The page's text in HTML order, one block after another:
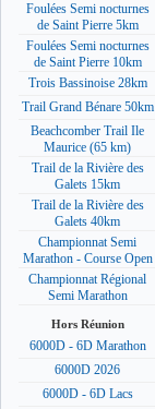
Foulées Semi nocturnes
de Saint Pierre 5km
Foulées Semi nocturnes
de Saint Pierre 10km
Trois Bassinoise 28km
Trail Grand Bénare 50km
Beachcomber Trail Ile
Maurice (65 km)
Trail de la Rivière des
Galets 15km
Trail de la Rivière des
Galets 40km
Championnat Semi
Marathon - Course Open
Championnat Régional
Semi Marathon
Hors Réunion
6000D - 6D Marathon
6000D 2026
6000D - 6D Lacs